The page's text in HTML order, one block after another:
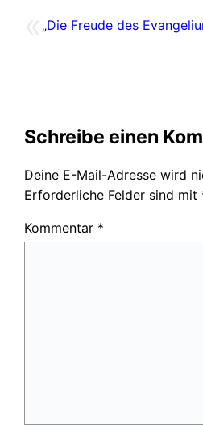
«„Die Freude des
Schreibe einen
Deine E-Mail-Adresse wird
Erforderliche Felder sind mit
Kommentar *